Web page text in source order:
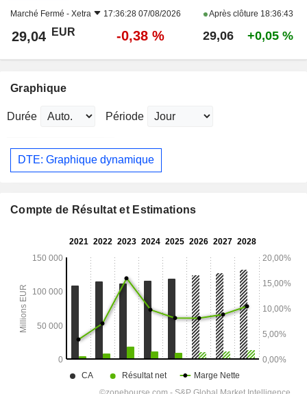
Marché Fermé - Xetra 17:36:28 07/08/2026 Après clôture 18:36:43
29,04 EUR -0,38 % 29,06 +0,05 %
Graphique
Durée Période
DTE: Graphique dynamique
Compte de Résultat et Estimations